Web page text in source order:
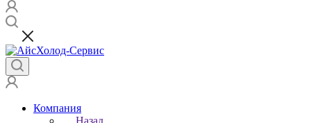
Компания
Назад